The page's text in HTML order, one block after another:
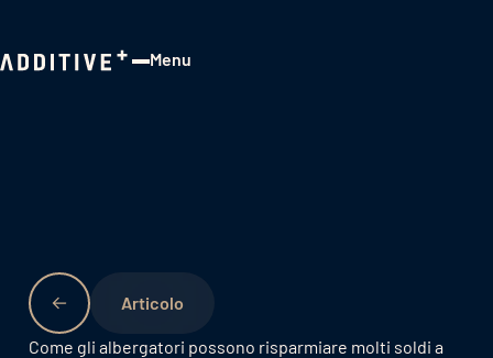
Menu
Come gli albergatori possono risparmiare molti soldi a